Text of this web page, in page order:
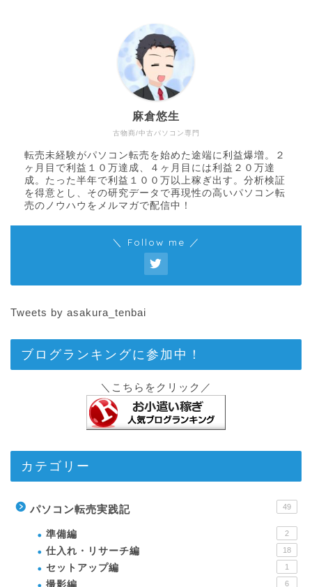
古物商/中古パソコン専門
麻倉悠生
転売未経験がパソコン転売を始めた途端に利益爆増。２
ヶ月目で利益１０万達成、４ヶ月目には利益２０万達
成。たった半年で利益１００万以上稼ぎ出す。分析検証
を得意とし、その研究データで再現性の高いパソコン転
売のノウハウをメルマガで配信中！
＼ Follow me ／
Tweets by asakura_tenbai
ブログランキングに参加中！
＼こちらをクリック／
カテゴリー
パソコン転売実践記 49
準備編 2
仕入れ・リサーチ編 18
セットアップ編 1
撮影編 6